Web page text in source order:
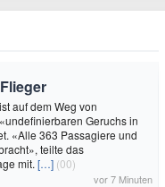
auf dem Weg von
Geruchs in
«Alle 363 Passagiere und
teilte das
mit. […] (00)
vor 7 Minuten